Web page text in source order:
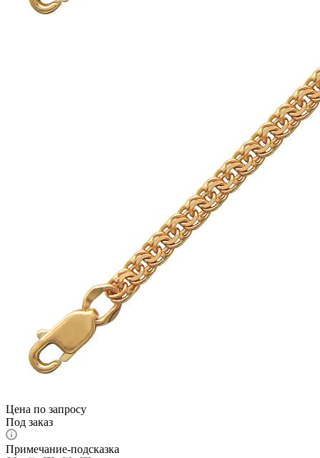
Цена по запросу
Под заказ
Примечание-подсказка